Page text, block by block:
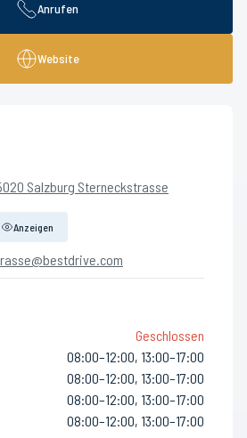
Anrufen
Website
Salzburg Sterneckstrasse
Anzeigen
Geschlossen
08:00–12:00, 13:00–17:00
08:00–12:00, 13:00–17:00
08:00–12:00, 13:00–17:00
08:00–12:00, 13:00–17:00